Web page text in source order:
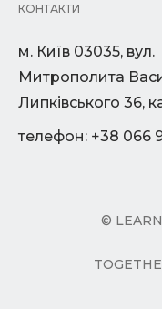
КОНТАКТИ
м. Київ 03035, вул.
Митрополита
Липківського 36,
телефон: +38 066
©